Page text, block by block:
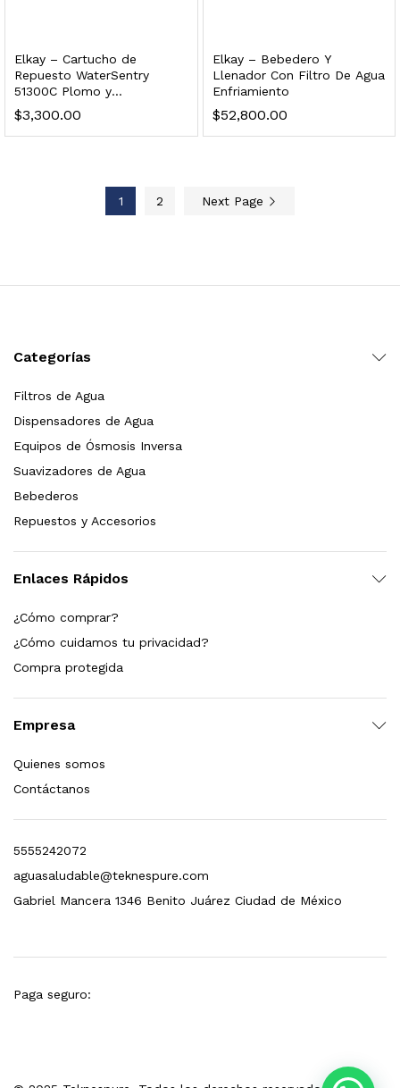
Elkay – Cartucho de
Repuesto WaterSentry
51300C Plomo y
Microplásticos Certificado
$3,300.00
Elkay – Bebedero Y
Llenador Con Filtro De Agua
Enfriamiento
$52,800.00
1 2 Next Page
Categorías
Filtros de Agua
Dispensadores de Agua
Equipos de Ósmosis Inversa
Suavizadores de Agua
Bebederos
Repuestos y Accesorios
Enlaces Rápidos
¿Cómo comprar?
¿Cómo cuidamos tu privacidad?
Compra protegida
Empresa
Quienes somos
Contáctanos
5555242072
aguasaludable@teknespure.com
Gabriel Mancera 1346 Benito Juárez Ciudad de México
Paga seguro:
Leer más
2.5×10 Sedimentos Y Carbón Activado
al carrito
1,499.00